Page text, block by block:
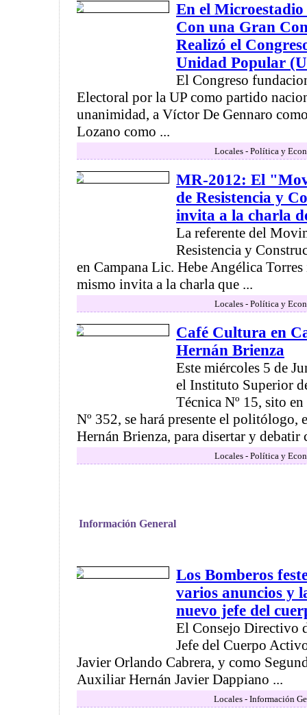
En el
Con una Gran
Realizó el
Unidad Popular
El Congreso
Electoral por la UP como partido
unanimidad, a Víctor De Gennaro
Lozano como ...
Locales - Política y
MR-2012: El
de Resistencia y
invita a la charla
La referente del
Resistencia y
en Campana Lic. Hebe Angélica
mismo invita a la charla que ...
Locales - Política y
Café Cultura en
Hernán Brienza
Este miércoles 5 de
el Instituto Superior
Técnica Nº 15, sito
Nº 352, se hará presente el politólogo,
Hernán Brienza, para disertar y debatir
Locales - Política y
Información General
Los Bomberos
varios anuncios y
nuevo jefe del
El Consejo Directivo
Jefe del Cuerpo
Javier Orlando Cabrera, y como
Auxiliar Hernán Javier Dappiano ...
Locales - Información